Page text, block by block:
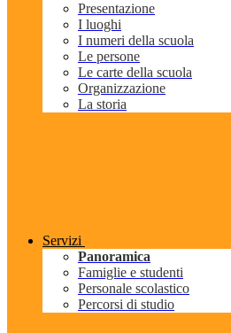
Presentazione
I luoghi
I numeri della scuola
Le persone
Le carte della scuola
Organizzazione
La storia
Servizi
Panoramica
Famiglie e studenti
Personale scolastico
Percorsi di studio